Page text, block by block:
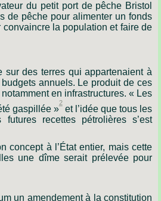
du petit port de pêche Bristol
de pêche pour alimenter un fonds
convaincre la population et faire de
sur des terres qui appartenaient à
budgets annuels. Le produit de ces
notamment en infrastructures. « Les
gaspillée »
2
et l’idée que tous les
futures recettes pétrolières s’est
concept à l’État entier, mais cette
une dîme serait prélevée pour
un amendement à la constitution